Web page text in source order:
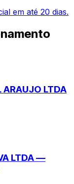
em até 20 dias.
ARAUJO LTDA
LTDA —